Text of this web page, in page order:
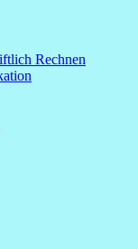
Rechnen